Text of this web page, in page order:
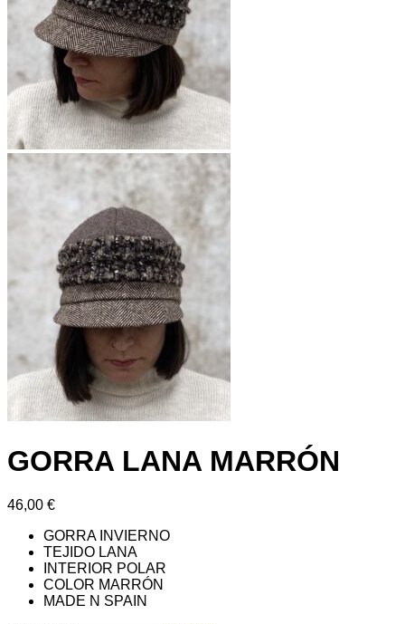
GORRA LANA MARRÓN
46,00 €
GORRA INVIERNO
TEJIDO LANA
INTERIOR POLAR
COLOR MARRÓN
MADE N SPAIN